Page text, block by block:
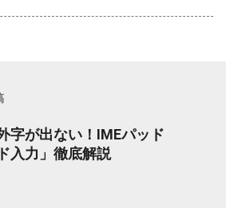
字が出ない！IMEパッド
入力」徹底解説